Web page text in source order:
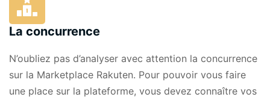
La concurrence
N’oubliez pas d’analyser avec attention la concurrence
sur la Marketplace Rakuten. Pour pouvoir vous faire
une place sur la plateforme, vous devez connaître vos